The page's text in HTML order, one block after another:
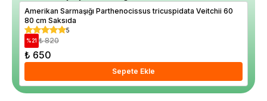
Amerikan Sarmaşığı Parthenocissus tricuspidata Veitchii 60
80 cm Saksıda
5
%21 ₺ 820
₺ 650
Sepete Ekle